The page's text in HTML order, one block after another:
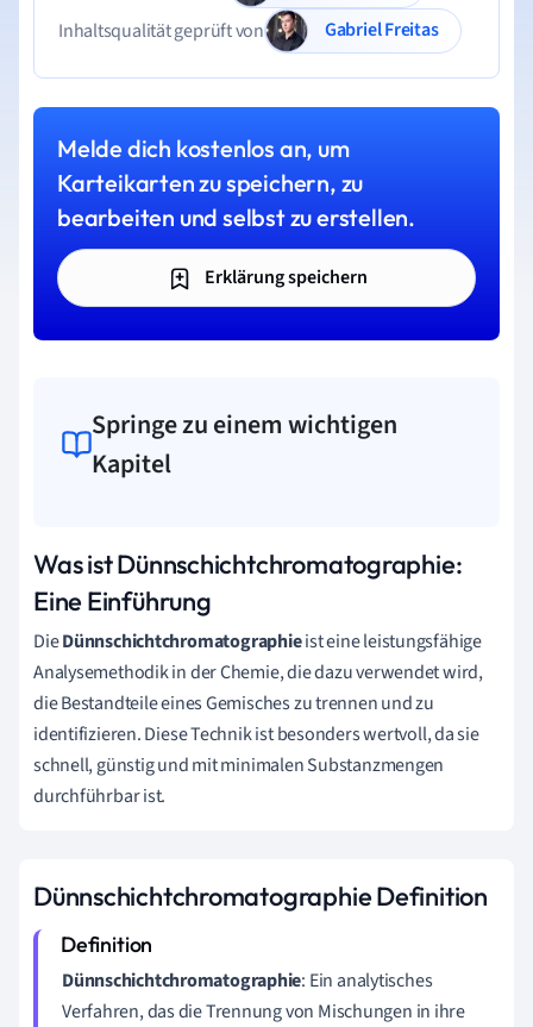
Inhaltsqualität geprüft von
Gabriel Freitas
Melde dich kostenlos an, um
Karteikarten zu speichern, zu
bearbeiten und selbst zu erstellen.
Erklärung speichern
Springe zu einem wichtigen
Kapitel
Was ist Dünnschichtchromatographie:
Eine Einführung
DieDünnschichtchromatographieist eine leistungsfähige
Analysemethodik in der Chemie, die dazu verwendet wird,
die Bestandteile eines Gemisches zu trennen und zu
identifizieren. Diese Technik ist besonders wertvoll, da sie
schnell, günstig und mit minimalen Substanzmengen
durchführbar ist.
Dünnschichtchromatographie Definition
Dünnschichtchromatographie: Ein analytisches
Verfahren, das die Trennung von Mischungen in ihre